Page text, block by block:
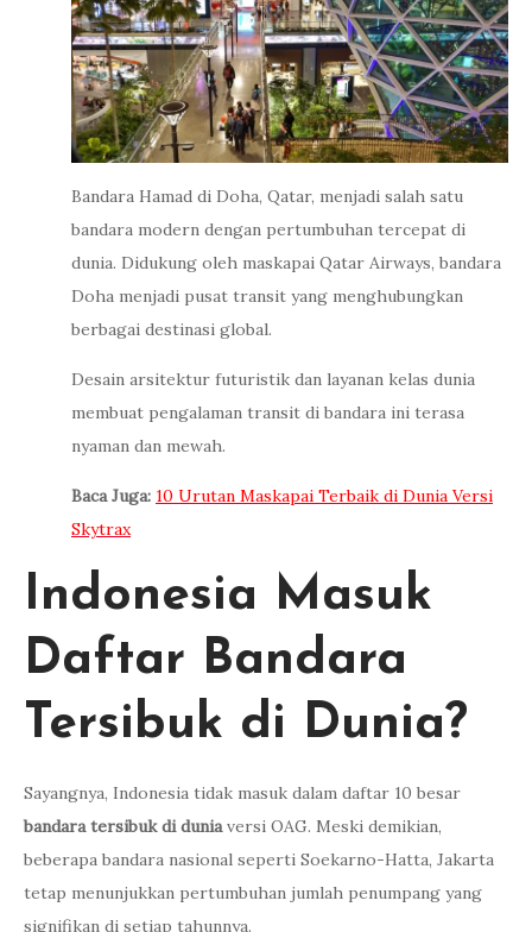
Bandara Hamad di Doha, Qatar, menjadi salah satu
bandara modern dengan pertumbuhan tercepat di
dunia. Didukung oleh maskapai Qatar Airways, bandara
Doha menjadi pusat transit yang menghubungkan
berbagai destinasi global.
Desain arsitektur futuristik dan layanan kelas dunia
membuat pengalaman transit di bandara ini terasa
nyaman dan mewah.
Baca Juga: 10 Urutan Maskapai Terbaik di Dunia Versi
Skytrax
Indonesia Masuk
Daftar Bandara
Tersibuk di Dunia?
Sayangnya, Indonesia tidak masuk dalam daftar 10 besar
bandara tersibuk di duniaversi OAG. Meski demikian,
beberapa bandara nasional seperti Soekarno-Hatta, Jakarta
tetap menunjukkan pertumbuhan jumlah penumpang yang
signifikan di setiap tahunnya.